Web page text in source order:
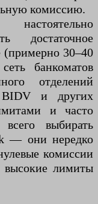
комиссию.
достаточное
(примерно 30–40
банкоматов
отделений
BIDV и других
и часто
выбирать
— они нередко
комиссии
высокие лимиты